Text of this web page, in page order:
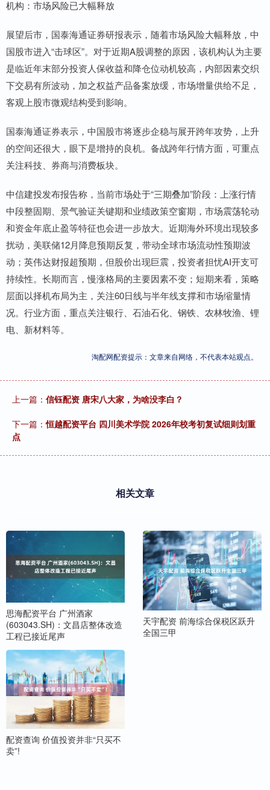
机构：市场风险已大幅释放
展望后市，国泰海通证券研报表示，随着市场风险大幅释放，中
国股市进入“击球区”。对于近期A股调整的原因，该机构认为主要
是临近年末部分投资人保收益和降仓位动机较高，内部因素交织
下交易有所波动，加之权益产品备案放缓，市场增量供给不足，
客观上股市微观结构受到影响。
国泰海通证券表示，中国股市将逐步企稳与展开跨年攻势，上升
的空间还很大，眼下是增持的良机。备战跨年行情方面，可重点
关注科技、券商与消费板块。
中信建投发布报告称，当前市场处于“三期叠加”阶段：上涨行情
中段整固期、景气验证关键期和业绩政策空窗期，市场震荡轮动
和资金年底止盈等特征也会进一步放大。近期海外环境出现较多
扰动，美联储12月降息预期反复，带动全球市场流动性预期波
动；英伟达财报超预期，但股价出现巨震，投资者担忧AI开支可
持续性。长期而言，慢涨格局的主要因素不变；短期来看，策略
层面以择机布局为主，关注60日线与半年线支撑和市场缩量情
况。行业方面，重点关注银行、石油石化、钢铁、农林牧渔、锂
电、新材料等。
淘配网配资提示：文章来自网络，不代表本站观点。
上一篇： 信钰配资 唐宋八大家，为啥没李白？
下一篇：恒越配资平台 四川美术学院 2026年校考初复试细则划重
点
相关文章
思海配资平台 广州酒家
(603043.SH)：文昌店整体改造
工程已接近尾声
天宇配资 前海综合保税区跃升
全国三甲
配资查询 价值投资并非“只买不
卖”!